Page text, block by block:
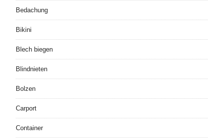
Bedachung
Bikini
Blech biegen
Blindnieten
Bolzen
Carport
Container